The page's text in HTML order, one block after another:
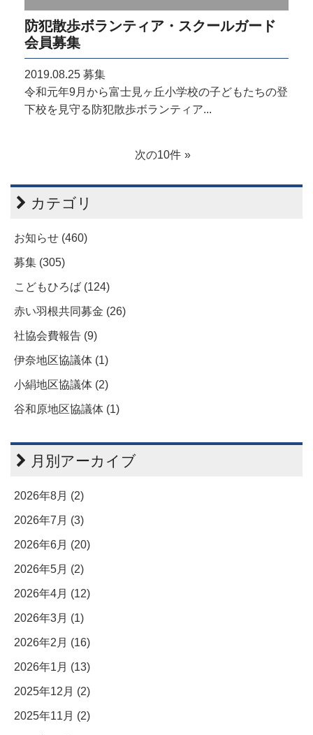
防犯散歩ボランティア・スクールガード
会員募集
2019.08.25 募集
令和元年9月から富士見ヶ丘小学校の子どもたちの登
下校を見守る防犯散歩ボランティア...
次の10件
カテゴリ
お知らせ (460)
募集 (305)
こどもひろば (124)
赤い羽根共同募金 (26)
社協会費報告 (9)
伊奈地区協議体 (1)
小絹地区協議体 (2)
谷和原地区協議体 (1)
月別アーカイブ
2026年8月 (2)
2026年7月 (3)
2026年6月 (20)
2026年5月 (2)
2026年4月 (12)
2026年3月 (1)
2026年2月 (16)
2026年1月 (13)
2025年12月 (2)
2025年11月 (2)